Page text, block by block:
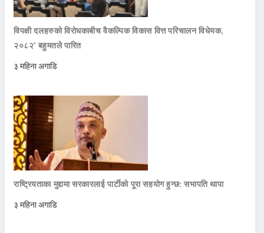
विपक्षी दलहरुको विरोधकाबीच वैकल्पिक विकास वित्त परिचालन विधेयक,
२०८२’ बहुमतले पारित
३ महिना अगाडि
राष्ट्रियताका मुद्दामा सरकारलाई पार्टीको पूरा सहयोग हुन्छ: सभापति थापा
३ महिना अगाडि